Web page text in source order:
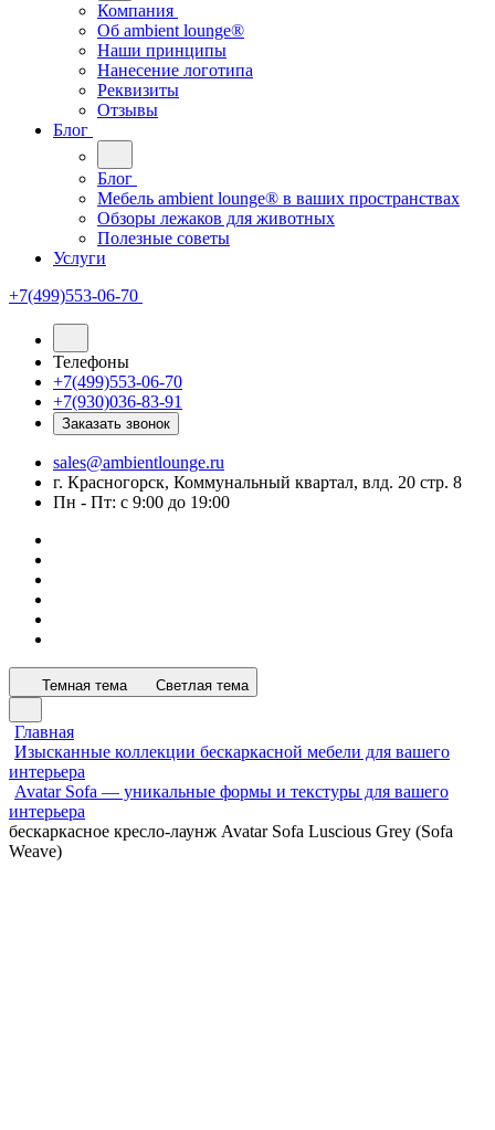
Компания
Oб ambient lounge®
Наши принципы
Нанесение логотипа
Реквизиты
Отзывы
Блог
Блог
Мебель ambient lounge® в ваших пространствах
Обзоры лежаков для животных
Полезные советы
Услуги
+7(499)553-06-70
Телефоны
+7(499)553-06-70
+7(930)036-83-91
Заказать звонок
sales@ambientlounge.ru
г. Красногорск, Коммунальный квартал, влд. 20 стр. 8
Пн - Пт: с 9:00 до 19:00
Темная тема Светлая тема
Главная
Изысканные коллекции бескаркасной мебели для вашего
интерьера
Avatar Sofa — уникальные формы и текстуры для вашего
интерьера
бескаркасное кресло-лаунж Avatar Sofa Luscious Grey (Sofa
Weave)